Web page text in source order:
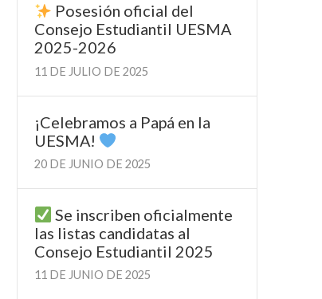
Posesión oficial del
Consejo Estudiantil UESMA
2025-2026
11 DE JULIO DE 2025
¡Celebramos a Papá en la
UESMA!
20 DE JUNIO DE 2025
Se inscriben oficialmente
las listas candidatas al
Consejo Estudiantil 2025
11 DE JUNIO DE 2025